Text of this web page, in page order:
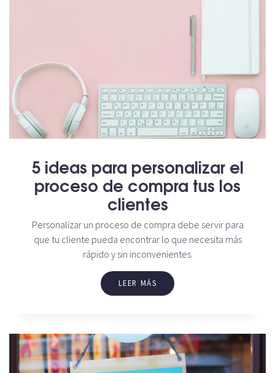
5 ideas para personalizar el
proceso de compra tus los
clientes
Personalizar un proceso de compra debe servir para
que tu cliente pueda encontrar lo que necesita más
rápido y sin inconvenientes.
LEER MÁS